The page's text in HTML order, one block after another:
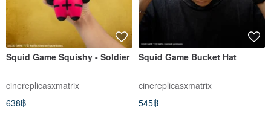
Squid Game Squishy - Soldier
cinereplicasxmatrix
638฿
Squid Game Bucket Hat
cinereplicasxmatrix
545฿